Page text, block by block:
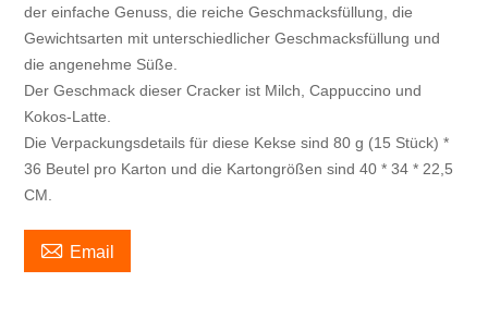
der einfache Genuss, die reiche Geschmacksfüllung, die
Gewichtsarten mit unterschiedlicher Geschmacksfüllung und
die angenehme Süße.
Der Geschmack dieser Cracker ist Milch, Cappuccino und
Kokos-Latte.
Die Verpackungsdetails für diese Kekse sind 80 g (15 Stück) *
36 Beutel pro Karton und die Kartongrößen sind 40 * 34 * 22,5
CM.
 Email